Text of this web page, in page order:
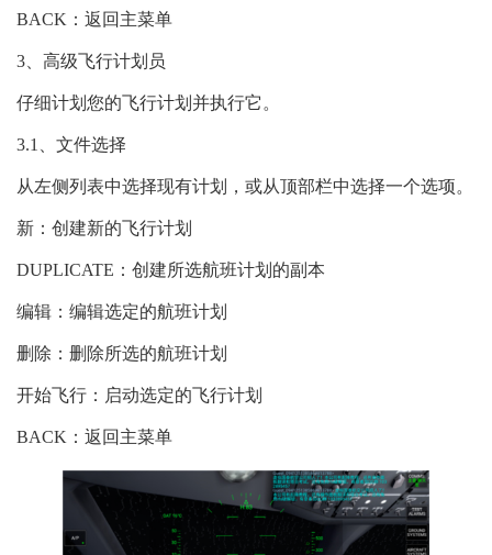
BACK：返回主菜单
3、高级飞行计划员
仔细计划您的飞行计划并执行它。
3.1、文件选择
从左侧列表中选择现有计划，或从顶部栏中选择一个选项。
新：创建新的飞行计划
DUPLICATE：创建所选航班计划的副本
编辑：编辑选定的航班计划
删除：删除所选的航班计划
开始飞行：启动选定的飞行计划
BACK：返回主菜单